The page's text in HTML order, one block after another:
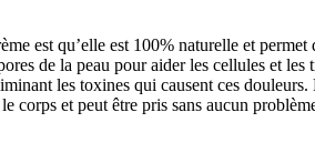
est qu’elle est 100% naturelle et
de la peau pour aider les cellules et
les toxines qui causent ces
corps et peut être pris sans aucun